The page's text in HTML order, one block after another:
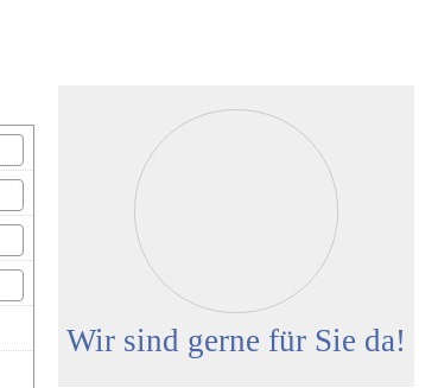
Wir sind gerne für Sie da!